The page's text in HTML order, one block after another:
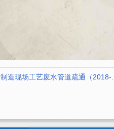
制造现场工艺废水管道疏通（2018-...